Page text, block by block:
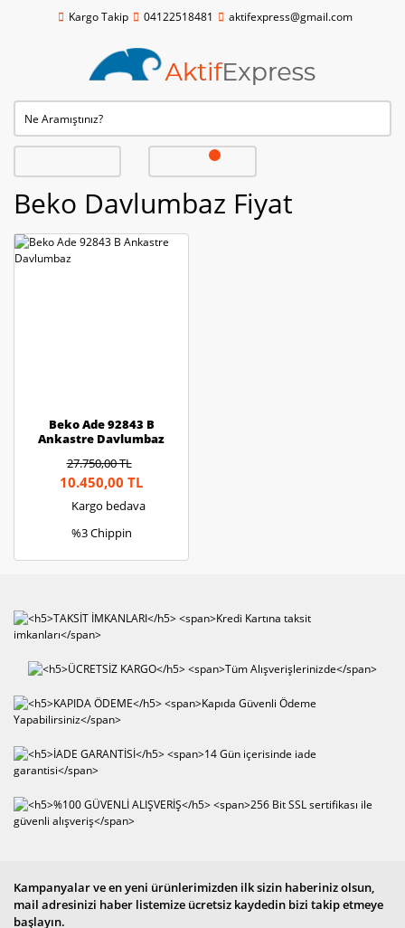
Kargo Takip 04122518481 aktifexpress@gmail.com
Beko Davlumbaz Fiyat
Beko Ade 92843 B
Ankastre Davlumbaz
27.750,00 TL
10.450,00 TL
Kargo bedava
%3 Chippin
Kampanyalar ve en yeni ürünlerimizden ilk sizin haberiniz olsun,
mail adresinizi haber listemize ücretsiz kaydedin bizi takip etmeye
başlayın.